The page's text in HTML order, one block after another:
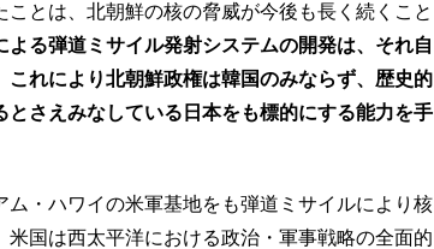
とは、北朝鮮の核の脅威が今後も長く続くこと
よる弾道ミサイル発射システムの開発は、それ自
れにより北朝鮮政権は韓国のみならず、歴史的
さえみなしている日本をも標的にする能力を手
・ハワイの米軍基地をも弾道ミサイルにより核
国は西太平洋における政治・軍事戦略の全面的